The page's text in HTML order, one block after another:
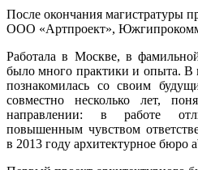
После окончания магистратуры
ООО «Артпроект»,
Работала в Москве, в
было много практики и опыта. В
познакомилась со своим
совместно несколько лет,
направлении: в работе
повышенным чувством
в 2013 году архитектурное бюро